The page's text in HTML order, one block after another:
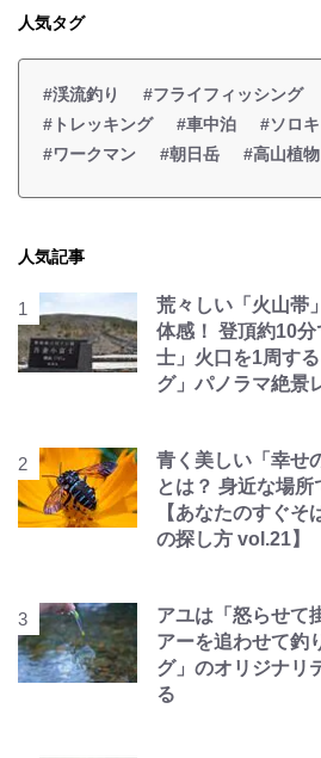
人気タグ
#渓流釣り #フライフィッシング
#トレッキング
#車中泊
#ソロ
#ワークマン
#朝日岳 #高山植物
人気記事
荒々しい「火山帯
体感！ 登頂約10
士」火口を1周す
グ」パノラマ絶景
青く美しい「幸せ
とは？ 身近な場
【あなたのすぐそ
の探し方 vol.21】
アユは「怒らせて
アーを追わせて釣
グ」のオリジナリ
る